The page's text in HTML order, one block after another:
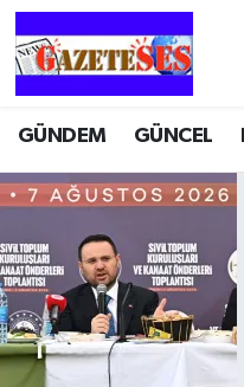
GÜNDEM GÜNCEL